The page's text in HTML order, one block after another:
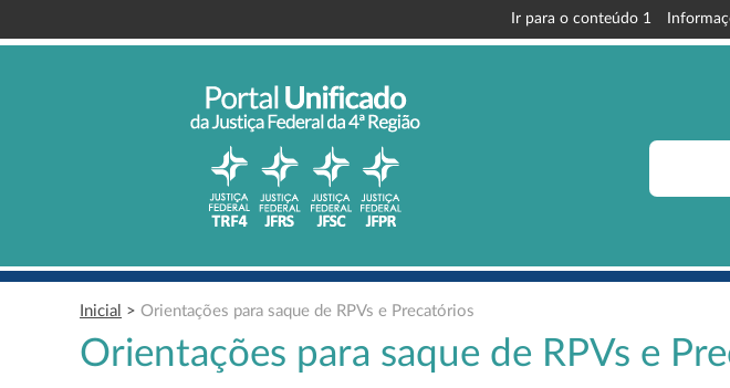
Ir para o conteúdo 1
Inicial > Orientações para saque de RPVs e Precatórios
Orientações para saque de RPVs e